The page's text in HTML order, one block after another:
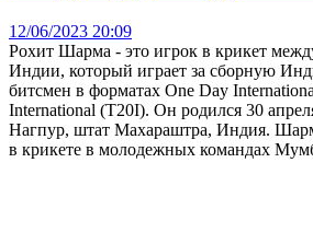
12/06/2023 20:09
Рохит Шарма - это игрок в крикет
Индии, который играет за сборную
битсмен в форматах One Day
International (T20I). Он родился 30
Нагпур, штат Махараштра, Индия.
в крикете в молодежных командах